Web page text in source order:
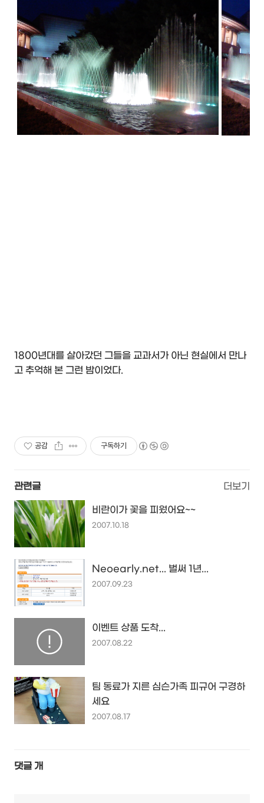
1800년대를 살아갔던 그들을 교과서가 아닌 현실에서 만나
고 추억해 본 그런 밤이었다.
공감 구독하기
관련글 더보기
비란이가 꽃을 피웠어요~~
2007.10.18
Neoearly.net... 벌써 1년...
2007.09.23
이벤트 상품 도착...
2007.08.22
팀 동료가 지른 심슨가족 피규어 구경하
세요
2007.08.17
댓글 개